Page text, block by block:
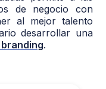
de negocio con
al mejor talento
desarrollar una
.